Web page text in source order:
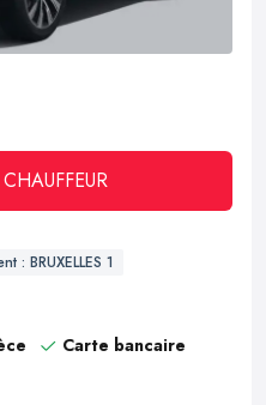
: BRUXELLES 1
Carte bancaire